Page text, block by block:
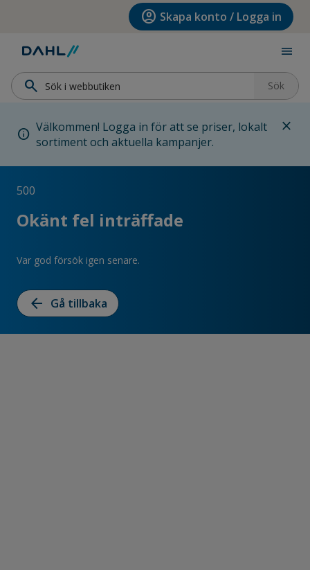
Hoppa till huvudinnehållet account_circle Skapa konto / Logga in
menu
search Sök
info Välkommen! Logga in för att se priser, lokalt
sortiment och aktuella kampanjer.
close
500
Okänt fel inträffade
Var god försök igen senare.
arrow_back Gå tillbaka